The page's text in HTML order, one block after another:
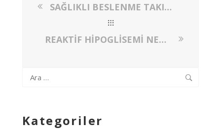
SAĞLIKLI BESLENME TAKINTISINA DİKKAT!
REAKTİF HİPOGLİSEMİ NEDİR? REAKTİF HİPOGLİSEMİSİ OLANLAR NASIL BESLENMELİDİR?
Arama:
Kategoriler